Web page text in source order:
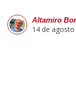
Altamiro
14 de agosto